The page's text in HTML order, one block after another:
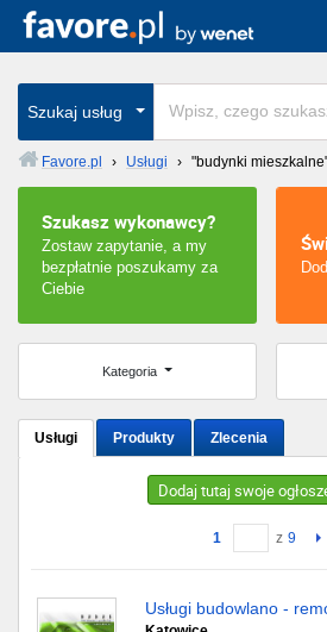
Szukaj usług
Favore.pl › Usługi › "budynki
Szukasz wykonawcy?
Zostaw zapytanie, a my
bezpłatnie poszukamy za
Ciebie
Kategoria
Usługi Produkty Zlecenia
Dodaj tutaj swoje
1 z 9
Usługi budowlano -
Cała Polska
wszystkie w całym kraju
Warszawa
Wrocław
Łódź